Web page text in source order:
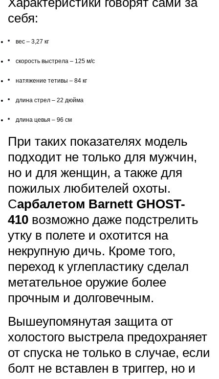
себя:
вес – 3,27 кг
скорость выстрела – 125 м/с
натяжение тетивы – 84 кг
длина стрел – 22 дюйма
длина цевья – 96 см
При таких показателях модель
подходит не только для мужчин,
но и для женщин, а также для
пожилых любителей охоты.
Сарбалетом Barnett GHOST-
410 возможно даже подстрелить
утку в полете и охотится на
некрупную дичь. Кроме того,
переход к углепластику сделал
метательное оружие более
прочным и долговечным.
Вышеупомянутая защита от
холостого выстрела предохраняет
от спуска не только в случае, если
болт не вставлен в триггер, но и